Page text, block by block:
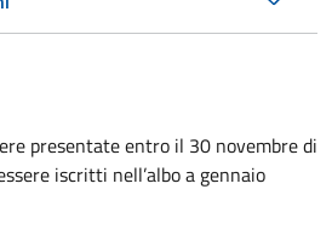
presentate entro il 30 novembre di
iscritti nell’albo a gennaio